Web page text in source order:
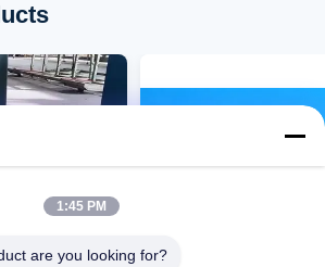
1:45 PM
are you looking for?